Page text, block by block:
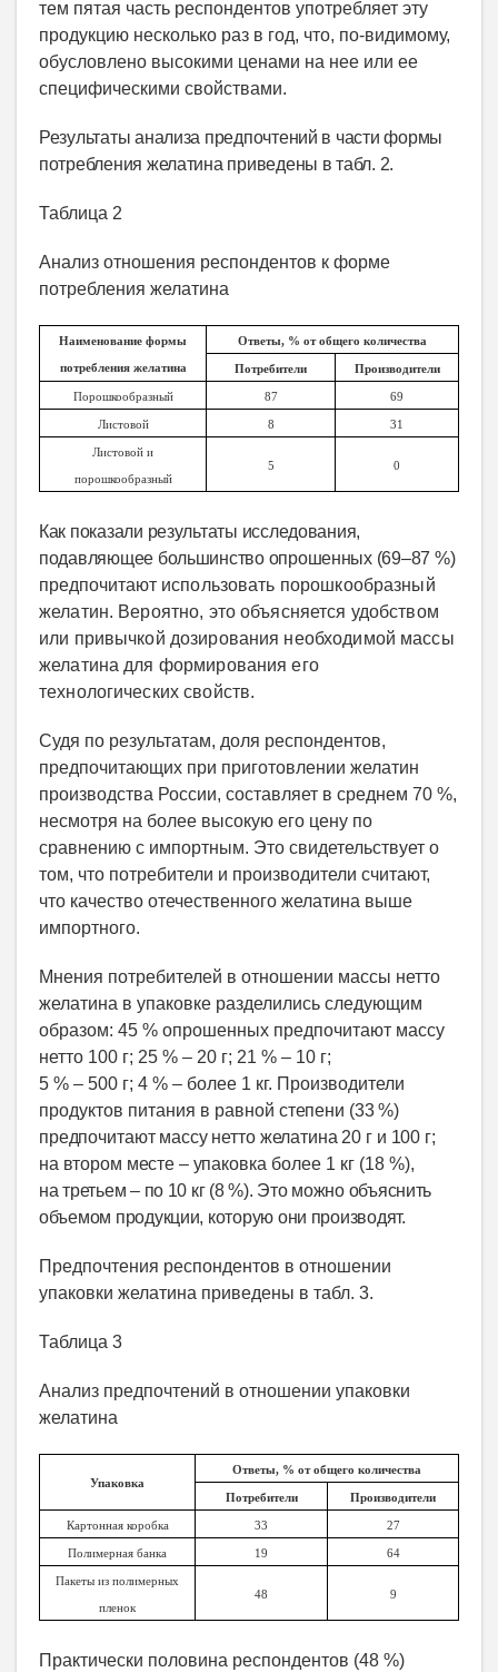
тем пятая часть респондентов употребляет эту
продукцию несколько раз в год, что, по-видимому,
обусловлено высокими ценами на нее или ее
специфическими свойствами.
Результаты анализа предпочтений в части формы
потребления желатина приведены в табл. 2.
Таблица 2
Анализ отношения респондентов к форме
потребления желатина
Наименование формы
потребления желатина
Ответы, % от общего количества
Потребители Производители
Порошкообразный 87 69
Листовой 8 31
Листовой и
порошкообразный
5 0
Как показали результаты исследования,
подавляющее большинство опрошенных (69–87 %)
предпочитают использовать порошкообразный
желатин. Вероятно, это объясняется удобством
или привычкой дозирования необходимой массы
желатина для формирования его
технологических свойств.
Судя по результатам, доля респондентов,
предпочитающих при приготовлении желатин
производства России, составляет в среднем 70 %,
несмотря на более высокую его цену по
сравнению с импортным. Это свидетельствует о
том, что потребители и производители считают,
что качество отечественного желатина выше
импортного.
Мнения потребителей в отношении массы нетто
желатина в упаковке разделились следующим
образом: 45 % опрошенных предпочитают массу
нетто 100 г; 25 % – 20 г; 21 % – 10 г;
5 % – 500 г; 4 % – более 1 кг. Производители
продуктов питания в равной степени (33 %)
предпочитают массу нетто желатина 20 г и 100 г;
на втором месте – упаковка более 1 кг (18 %),
на третьем – по 10 кг (8 %). Это можно объяснить
объемом продукции, которую они производят.
Предпочтения респондентов в отношении
упаковки желатина приведены в табл. 3.
Таблица 3
Анализ предпочтений в отношении упаковки
желатина
Упаковка
Ответы, % от общего количества
Потребители Производители
Картонная коробка 33 27
Полимерная банка 19 64
Пакеты из полимерных
пленок
48 9
Практически половина респондентов (48 %)